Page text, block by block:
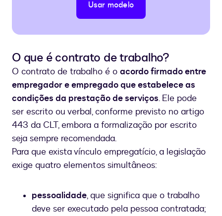
Usar modelo
O que é contrato de trabalho?
O contrato de trabalho é o acordo firmado entre
empregador e empregado que estabelece as
condições da prestação de serviços. Ele pode
ser escrito ou verbal, conforme previsto no artigo
443 da CLT, embora a formalização por escrito
seja sempre recomendada.
Para que exista vínculo empregatício, a legislação
exige quatro elementos simultâneos:
pessoalidade, que significa que o trabalho
deve ser executado pela pessoa contratada;